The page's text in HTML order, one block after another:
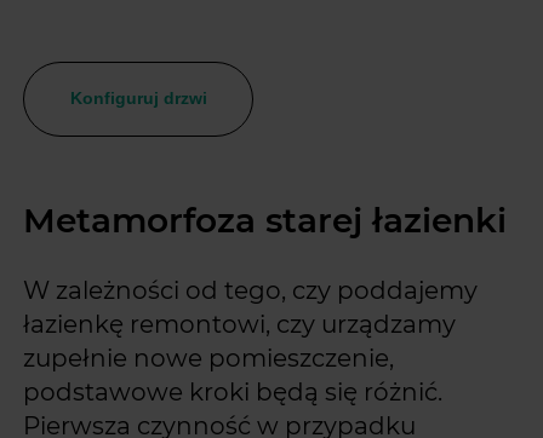
Konfiguruj drzwi
Metamorfoza starej łazienki
W zależności od tego, czy poddajemy
łazienkę remontowi, czy urządzamy
zupełnie nowe pomieszczenie,
podstawowe kroki będą się różnić.
Pierwsza czynność w przypadku